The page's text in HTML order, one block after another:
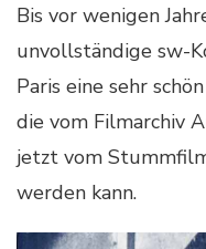
Bis vor wenigen
unvollständige sw-
Paris eine sehr
die vom Filmarchiv
jetzt vom
werden kann.